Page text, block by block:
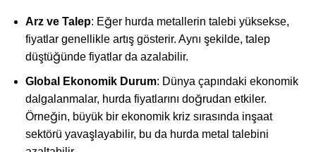
Arz ve Talep: Eğer hurda metallerin talebi yüksekse,
fiyatlar genellikle artış gösterir. Aynı şekilde, talep
düştüğünde fiyatlar da azalabilir.
Global Ekonomik Durum: Dünya çapındaki ekonomik
dalgalanmalar, hurda fiyatlarını doğrudan etkiler.
Örneğin, büyük bir ekonomik kriz sırasında inşaat
sektörü yavaşlayabilir, bu da hurda metal talebini